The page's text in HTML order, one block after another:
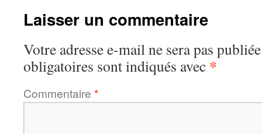
Laisser un commentaire
Votre adresse e-mail ne sera pas
obligatoires sont indiqués avec *
Commentaire *